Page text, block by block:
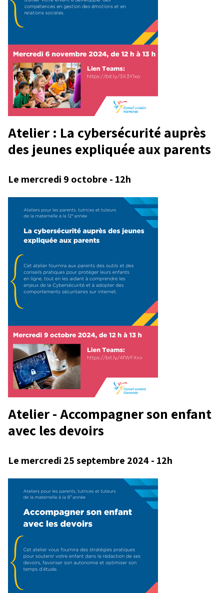
Atelier : La cybersécurité auprès
des jeunes expliquée aux parents
Le mercredi 9 octobre - 12h
Atelier - Accompagner son enfant
avec les devoirs
Le mercredi 25 septembre 2024 - 12h